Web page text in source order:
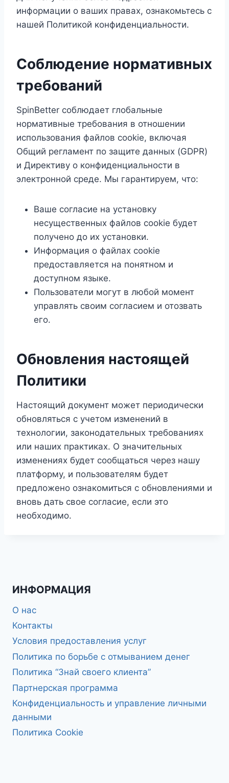
информации о ваших правах, ознакомьтесь с
нашей Политикой конфиденциальности.
Соблюдение нормативных
требований
SpinBetter соблюдает глобальные
нормативные требования в отношении
использования файлов cookie, включая
Общий регламент по защите данных (GDPR)
и Директиву о конфиденциальности в
электронной среде. Мы гарантируем, что:
Ваше согласие на установку
несущественных файлов cookie будет
получено до их установки.
Информация о файлах cookie
предоставляется на понятном и
доступном языке.
Пользователи могут в любой момент
управлять своим согласием и отозвать
его.
Обновления настоящей
Политики
Настоящий документ может периодически
обновляться с учетом изменений в
технологии, законодательных требованиях
или наших практиках. О значительных
изменениях будет сообщаться через нашу
платформу, и пользователям будет
предложено ознакомиться с обновлениями и
вновь дать свое согласие, если это
необходимо.
ИНФОРМАЦИЯ
О нас
Контакты
Условия предоставления услуг
Политика по борьбе с отмыванием денег
Политика “Знай своего клиента”
Партнерская программа
Конфиденциальность и управление личными
данными
Политика Cookie